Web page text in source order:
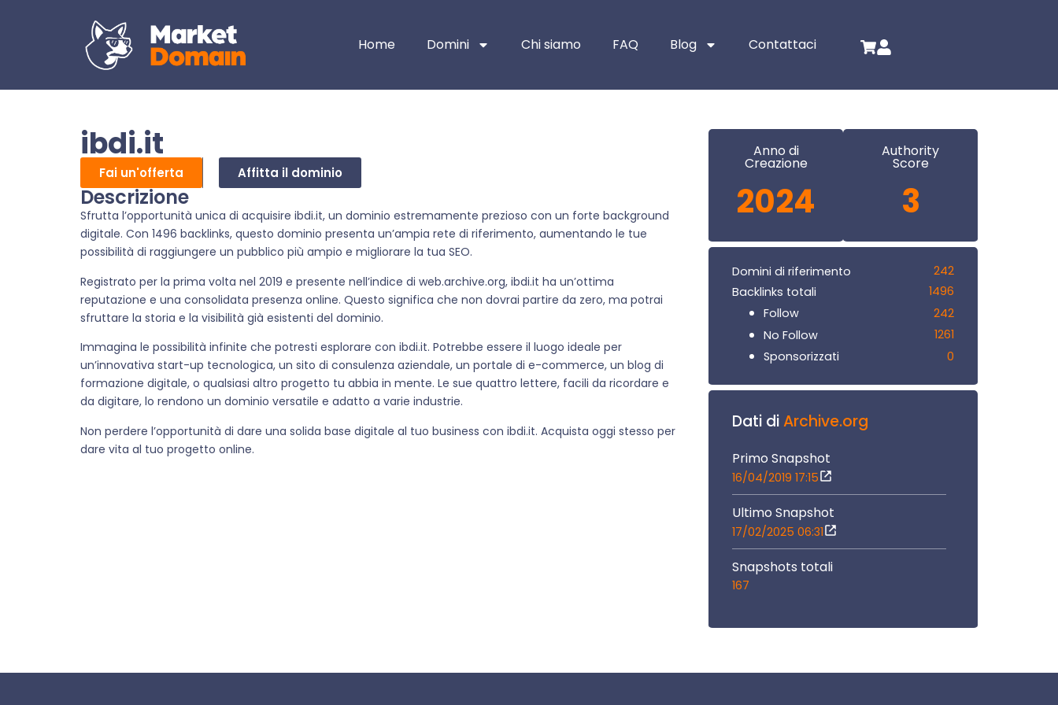
Home Domini Chi siamo FAQ Blog Contattaci
ibdi.it
Fai un'offerta Affitta il dominio
Descrizione
Sfrutta l’opportunità unica di acquisire ibdi.it, un dominio estremamente prezioso con un forte background
digitale. Con 1496 backlinks, questo dominio presenta un’ampia rete di riferimento, aumentando le tue
possibilità di raggiungere un pubblico più ampio e migliorare la tua SEO.
Registrato per la prima volta nel 2019 e presente nell’indice di web.archive.org, ibdi.it ha un’ottima
reputazione e una consolidata presenza online. Questo significa che non dovrai partire da zero, ma potrai
sfruttare la storia e la visibilità già esistenti del dominio.
Immagina le possibilità infinite che potresti esplorare con ibdi.it. Potrebbe essere il luogo ideale per
un’innovativa start-up tecnologica, un sito di consulenza aziendale, un portale di e-commerce, un blog di
formazione digitale, o qualsiasi altro progetto tu abbia in mente. Le sue quattro lettere, facili da ricordare e
da digitare, lo rendono un dominio versatile e adatto a varie industrie.
Non perdere l’opportunità di dare una solida base digitale al tuo business con ibdi.it. Acquista oggi stesso per
dare vita al tuo progetto online.
Anno di
Creazione
2024
Authority
Score
3
Domini di riferimento
242
Backlinks totali
1496
Follow
242
No Follow
1261
Sponsorizzati
0
Dati diArchive.org
Primo Snapshot
16/04/2019 17:15
Ultimo Snapshot
17/02/2025 06:31
Snapshots totali
167